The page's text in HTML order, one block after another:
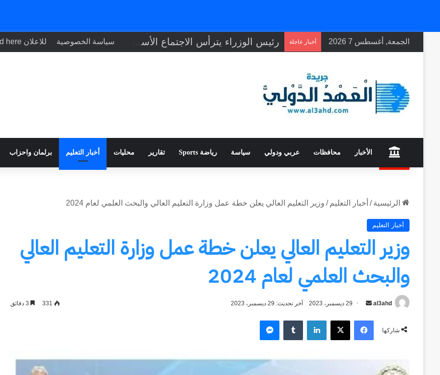
الجمعة, أغسطس 7 2026 أخبار عاجلة رئيس الوزراء يترأس الاجتماع الأسبوعي للحكومة سياسة الخصوصية للاعلان Your ad here
الأخبار محافظات عربي ودولي سياسة رياضة Sports تقارير محليات أخبار التعليم برلمان واحزاب
الرئيسية / أخبار التعليم / وزير التعليم العالي يعلن خطة عمل وزارة التعليم العالي والبحث العلمي لعام 2024
أخبار التعليم
وزير التعليم العالي يعلن خطة عمل وزارة التعليم العالي
والبحث العلمي لعام 2024
al3ahd
أرسل
إلكترونيا
29 ديسمبر، 2023 آخر تحديث: 29 ديسمبر، 2023 331
شاركها
فيسبوك‫X لينكدإن
‏Tumblr ماسنجر